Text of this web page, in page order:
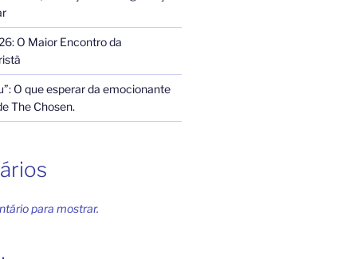
O Maior Encontro da
O que esperar da emocionante
The Chosen.
para mostrar.